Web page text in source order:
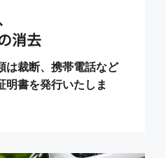
消去
は裁断、携帯電話など
明書を発行いたしま